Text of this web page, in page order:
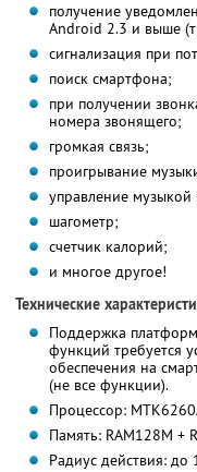
получение
Android 2.3 и выше
сигнализация при
поиск смартфона;
при получении
номера звонящего;
громкая связь;
проигрывание
управление
шагометр;
счетчик калорий;
и многое другое!
Технические
Поддержка
функций требуется
обеспечения на
(не все функции).
Процессор:
Память: RAM128M +
Радиус действия: до